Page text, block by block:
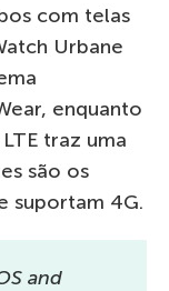
com telas
Urbane
enquanto
traz uma
são os
suportam 4G.
and